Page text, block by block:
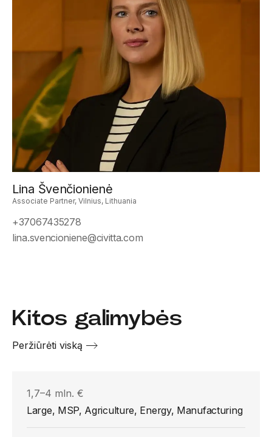
Lina Švenčionienė
Associate Partner, Vilnius, Lithuania
+37067435278
lina.svencioniene@civitta.com
Kitos galimybės
Peržiūrėti viską
1,7–4 mln. €
Large, MSP, Agriculture, Energy, Manufacturing